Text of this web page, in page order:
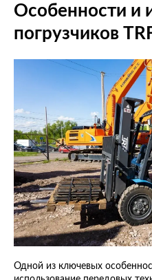
Особенности и
погрузчиков
Одной из ключевых